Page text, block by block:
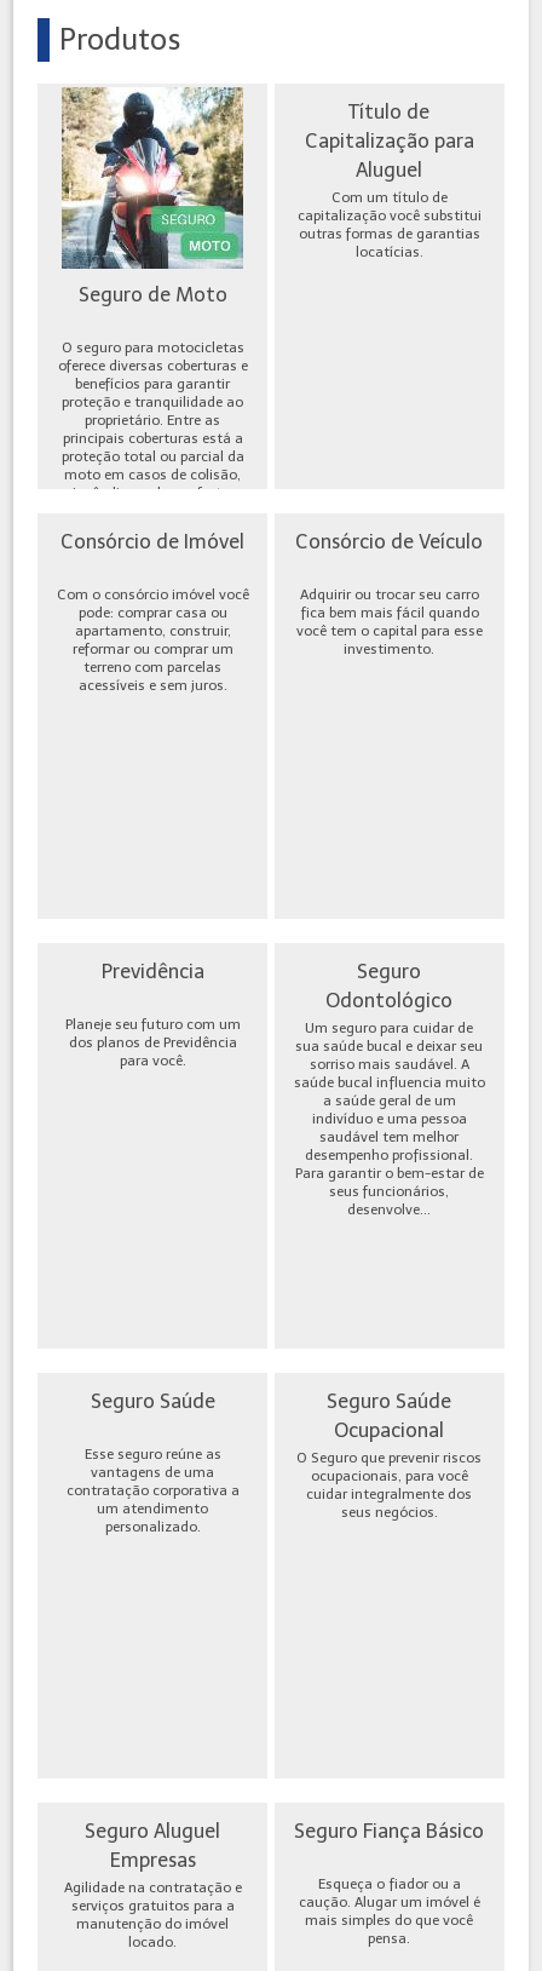
Produtos
Seguro de Moto
O seguro para motocicletas
oferece diversas coberturas e
benefícios para garantir
proteção e tranquilidade ao
proprietário. Entre as
principais coberturas está a
proteção total ou parcial da
moto em casos de colisão,
incêndio, roubo ou furto,
Título de
Capitalização para
Aluguel
Com um título de
capitalização você substitui
outras formas de garantias
locatícias.
Consórcio de Imóvel
Com o consórcio imóvel você
pode: comprar casa ou
apartamento, construir,
reformar ou comprar um
terreno com parcelas
acessíveis e sem juros.
Consórcio de Veículo
Adquirir ou trocar seu carro
fica bem mais fácil quando
você tem o capital para esse
investimento.
Previdência
Planeje seu futuro com um
dos planos de Previdência
para você.
Seguro
Odontológico
Um seguro para cuidar de
sua saúde bucal e deixar seu
sorriso mais saudável. A
saúde bucal influencia muito
a saúde geral de um
indivíduo e uma pessoa
saudável tem melhor
desempenho profissional.
Para garantir o bem-estar de
seus funcionários,
desenvolve...
Seguro Saúde
Esse seguro reúne as
vantagens de uma
contratação corporativa a
um atendimento
personalizado.
Seguro Saúde
Ocupacional
O Seguro que prevenir riscos
ocupacionais, para você
cuidar integralmente dos
seus negócios.
Seguro Aluguel
Empresas
Agilidade na contratação e
serviços gratuitos para a
manutenção do imóvel
locado.
Seguro Fiança Básico
Esqueça o fiador ou a
caução. Alugar um imóvel é
mais simples do que você
pensa.